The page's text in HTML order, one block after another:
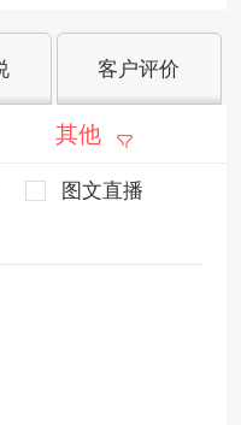
客户评价
其他
图文直播